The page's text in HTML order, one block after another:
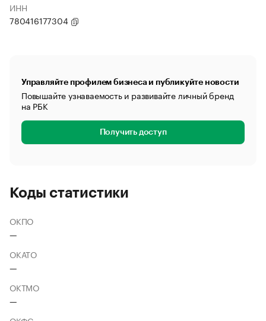
ИНН
780416177304
Управляйте профилем бизнеса и публикуйте новости
Повышайте узнаваемость и развивайте личный бренд
на РБК
Получить доступ
Коды статистики
ОКПО
—
ОКАТО
—
ОКТМО
—